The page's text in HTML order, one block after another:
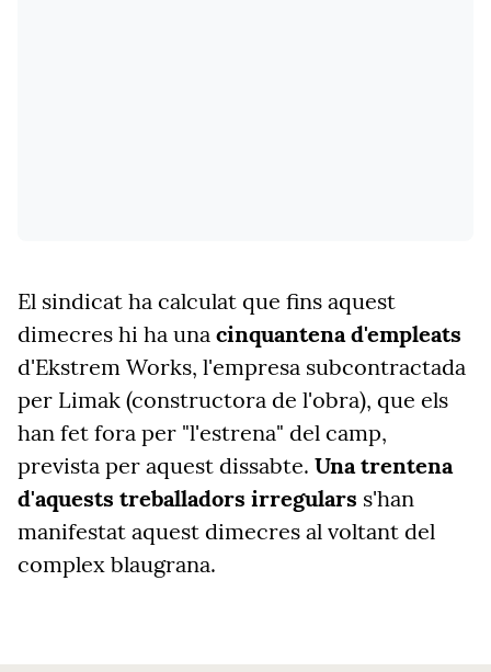
El sindicat ha calculat que fins aquest
dimecres hi ha una cinquantena d'empleats
d'Ekstrem Works, l'empresa subcontractada
per Limak (constructora de l'obra), que els
han fet fora per "l'estrena" del camp,
prevista per aquest dissabte. Una trentena
d'aquests treballadors irregulars s'han
manifestat aquest dimecres al voltant del
complex blaugrana.